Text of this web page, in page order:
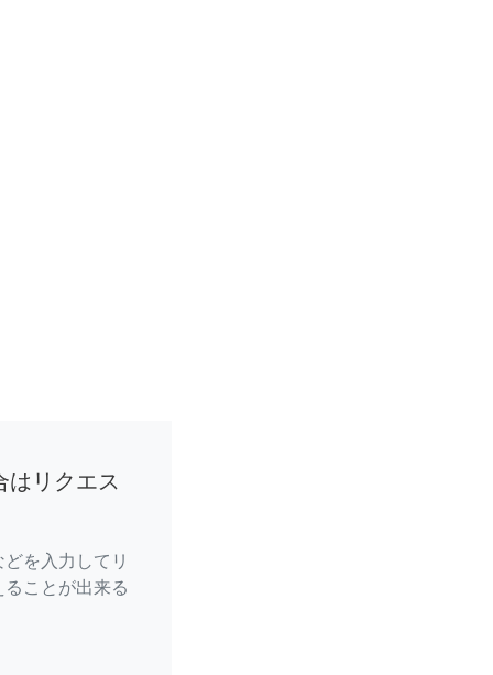
はリクエス
を入力してリ
ことが出来る